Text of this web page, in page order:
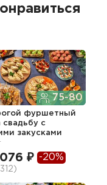
75-80
фуршетный
свадьбу с
закусками
₽ -20%